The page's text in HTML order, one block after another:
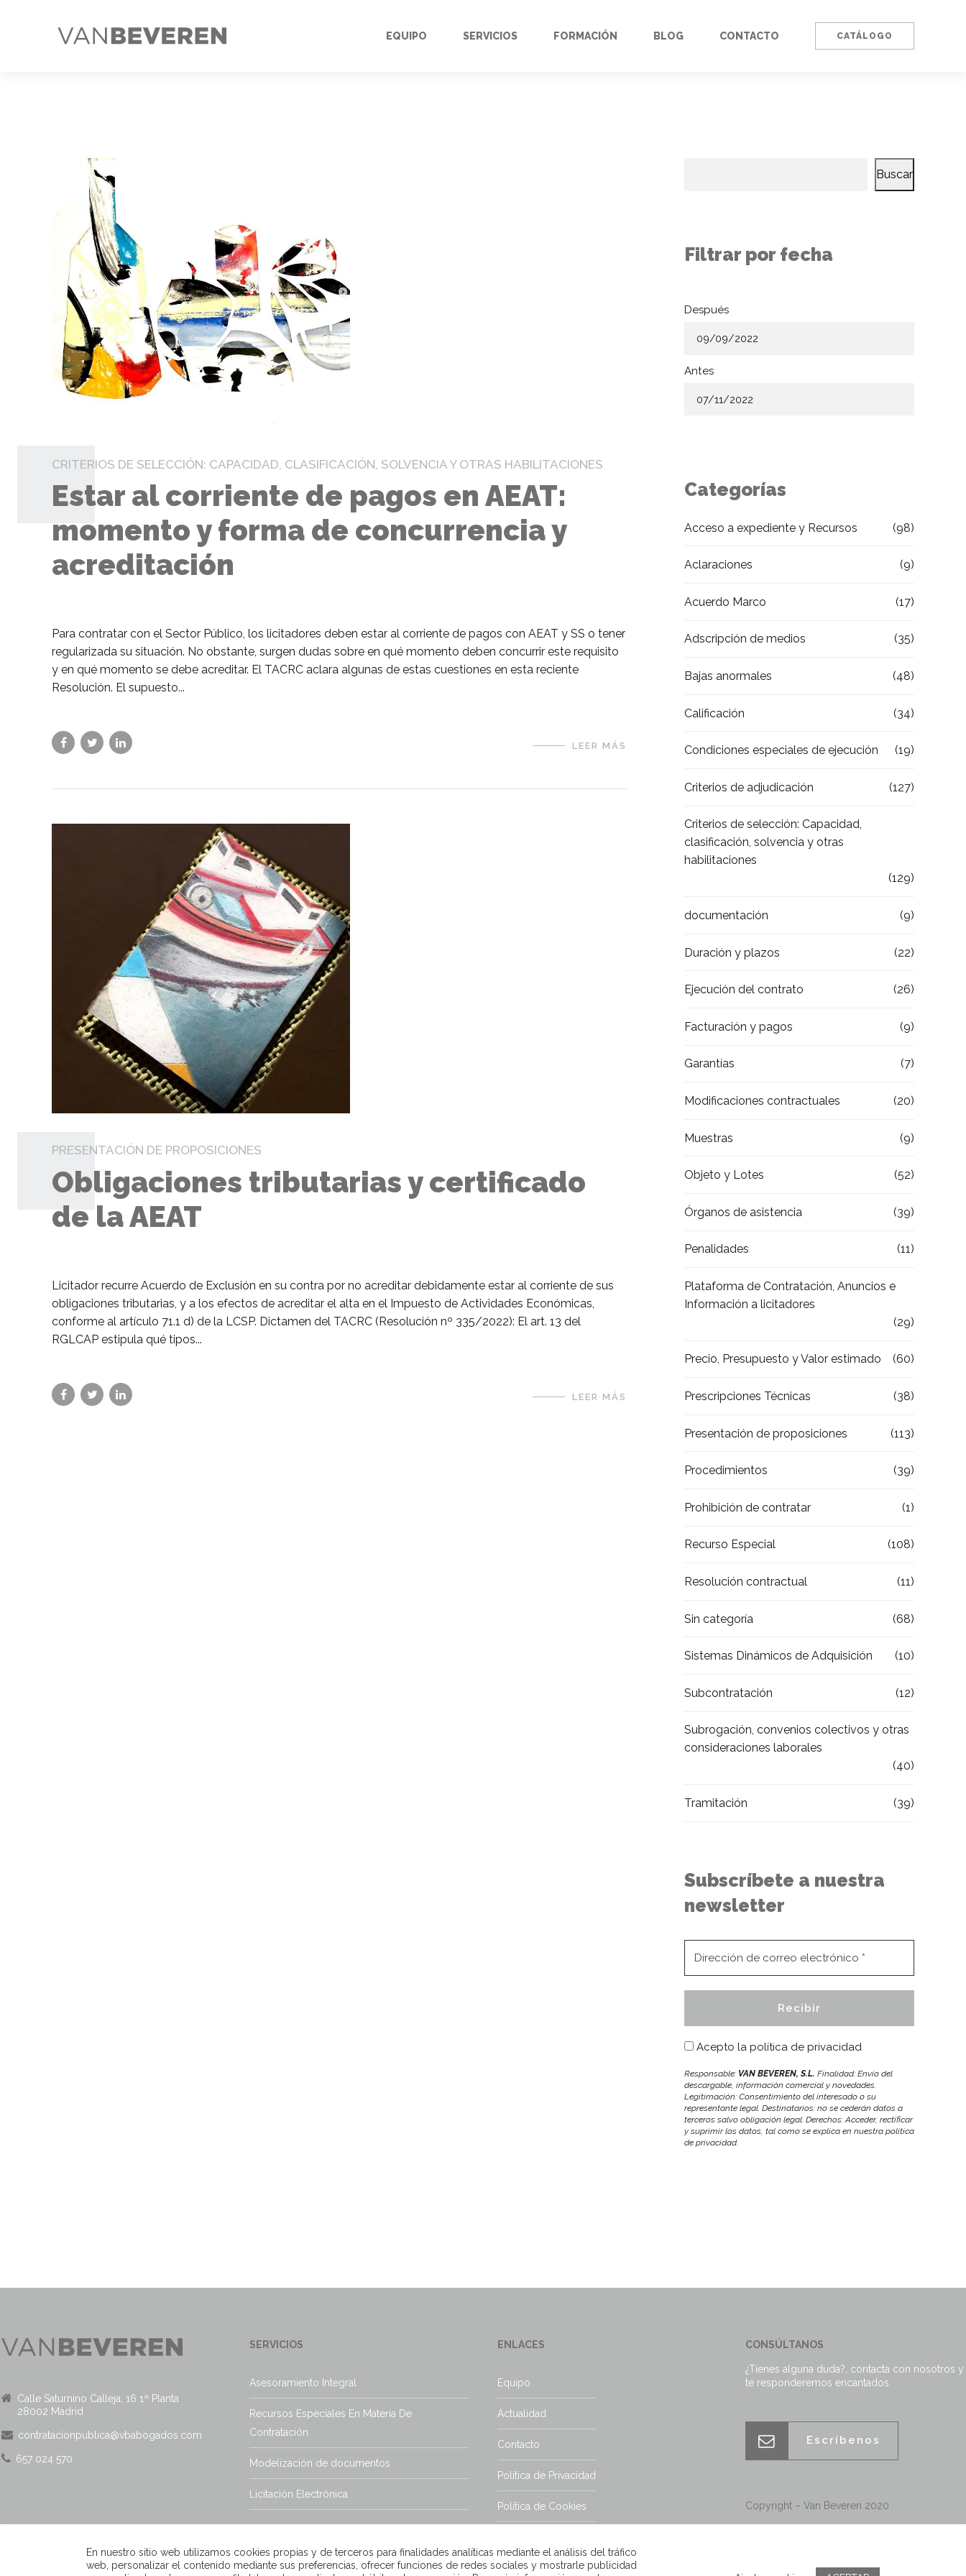
CATÁLOGO
EQUIPO SERVICIOS FORMACIÓN BLOG CONTACTO
CRITERIOS DE SELECCIÓN: CAPACIDAD, CLASIFICACIÓN, SOLVENCIA Y OTRAS HABILITACIONES
Estar al corriente de pagos en AEAT:
momento y forma de concurrencia y
acreditación
Para contratar con el Sector Público, los licitadores deben estar al corriente de pagos con AEAT y SS o tener
regularizada su situación. No obstante, surgen dudas sobre en qué momento deben concurrir este requisito
y en qué momento se debe acreditar. El TACRC aclara algunas de estas cuestiones en esta reciente
Resolución. El supuesto...
LEER MÁS
PRESENTACIÓN DE PROPOSICIONES
Obligaciones tributarias y certificado
de la AEAT
Licitador recurre Acuerdo de Exclusión en su contra por no acreditar debidamente estar al corriente de sus
obligaciones tributarias, y a los efectos de acreditar el alta en el Impuesto de Actividades Económicas,
conforme al artículo 71.1 d) de la LCSP. Dictamen del TACRC (Resolución nº 335/2022): El art. 13 del
RGLCAP estipula qué tipos...
LEER MÁS
Buscar
Filtrar por fecha
Después
Antes
Categorías
Acceso a expediente y Recursos (98)
Aclaraciones (9)
Acuerdo Marco (17)
Adscripción de medios (35)
Bajas anormales (48)
Calificación (34)
Condiciones especiales de ejecución (19)
Criterios de adjudicación (127)
Criterios de selección: Capacidad,
clasificación, solvencia y otras
habilitaciones
(129)
documentación (9)
Duración y plazos (22)
Ejecución del contrato (26)
Facturación y pagos (9)
Garantías (7)
Modificaciones contractuales (20)
Muestras (9)
Objeto y Lotes (52)
Órganos de asistencia (39)
Penalidades (11)
Plataforma de Contratación, Anuncios e
Información a licitadores
(29)
Precio, Presupuesto y Valor estimado (60)
Prescripciones Técnicas (38)
Presentación de proposiciones (113)
Procedimientos (39)
Prohibición de contratar (1)
Recurso Especial (108)
Resolución contractual (11)
Sin categoría (68)
Sistemas Dinámicos de Adquisición (10)
Subcontratación (12)
Subrogación, convenios colectivos y otras
consideraciones laborales
(40)
Tramitación (39)
Subscríbete a nuestra
newsletter
Acepto la política de privacidad
Responsable: VAN BEVEREN, S.L. Finalidad: Envío del
descargable, información comercial y novedades.
Legitimación: Consentimiento del interesado o su
representante legal. Destinatarios: no se cederán datos a
terceros salvo obligación legal. Derechos: Acceder, rectificar
y suprimir los datos, tal como se explica en nuestra política
de privacidad.
Calle Saturnino Calleja, 16 1ª Planta
28002 Madrid
contratacionpublica@vbabogados.com
657 024 570
SERVICIOS
Asesoramiento Integral
Recursos Especiales En Materia De
Contratación
Modelización de documentos
Licitación Electrónica
ENLACES
Equipo
Actualidad
Contacto
Política de Privacidad
Política de Cookies
CONSÚLTANOS
¿Tienes alguna duda?, contacta con nosotros y
te responderemos encantados
Escríbenos
Copyright – Van Beveren 2020
En nuestro sitio web utilizamos cookies propias y de terceros para finalidades analíticas mediante el análisis del tráfico
web, personalizar el contenido mediante sus preferencias, ofrecer funciones de redes sociales y mostrarle publicidad